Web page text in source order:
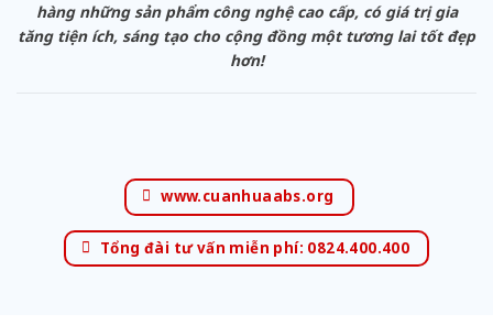
hàng những sản phẩm công nghệ cao cấp, có giá trị gia
tăng tiện ích, sáng tạo cho cộng đồng một tương lai tốt đẹp
hơn!
www.cuanhuaabs.org
Tổng đài tư vấn miễn phí: 0824.400.400